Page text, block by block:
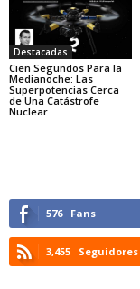
Destacadas
Cien Segundos Para la
Medianoche: Las
Superpotencias Cerca
de Una Catástrofe
Nuclear
576 Fans
3,455 Seguidores